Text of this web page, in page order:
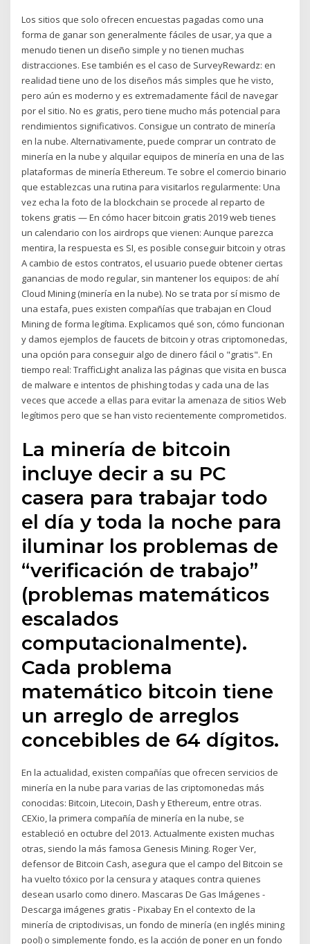
Los sitios que solo ofrecen encuestas pagadas como una
forma de ganar son generalmente fáciles de usar, ya que a
menudo tienen un diseño simple y no tienen muchas
distracciones. Ese también es el caso de SurveyRewardz: en
realidad tiene uno de los diseños más simples que he visto,
pero aún es moderno y es extremadamente fácil de navegar
por el sitio. No es gratis, pero tiene mucho más potencial para
rendimientos significativos. Consigue un contrato de minería
en la nube. Alternativamente, puede comprar un contrato de
minería en la nube y alquilar equipos de minería en una de las
plataformas de minería Ethereum. Te sobre el comercio binario
que establezcas una rutina para visitarlos regularmente: Una
vez echa la foto de la blockchain se procede al reparto de
tokens gratis — En cómo hacer bitcoin gratis 2019 web tienes
un calendario con los airdrops que vienen: Aunque parezca
mentira, la respuesta es SI, es posible conseguir bitcoin y otras
A cambio de estos contratos, el usuario puede obtener ciertas
ganancias de modo regular, sin mantener los equipos: de ahí
Cloud Mining (minería en la nube). No se trata por sí mismo de
una estafa, pues existen compañías que trabajan en Cloud
Mining de forma legítima. Explicamos qué son, cómo funcionan
y damos ejemplos de faucets de bitcoin y otras criptomonedas,
una opción para conseguir algo de dinero fácil o "gratis". En
tiempo real: TrafficLight analiza las páginas que visita en busca
de malware e intentos de phishing todas y cada una de las
veces que accede a ellas para evitar la amenaza de sitios Web
legítimos pero que se han visto recientemente comprometidos.
La minería de bitcoin
incluye decir a su PC
casera para trabajar todo
el día y toda la noche para
iluminar los problemas de
“verificación de trabajo”
(problemas matemáticos
escalados
computacionalmente).
Cada problema
matemático bitcoin tiene
un arreglo de arreglos
concebibles de 64 dígitos.
En la actualidad, existen compañías que ofrecen servicios de
minería en la nube para varias de las criptomonedas más
conocidas: Bitcoin, Litecoin, Dash y Ethereum, entre otras.
CEXio, la primera compañía de minería en la nube, se
estableció en octubre del 2013. Actualmente existen muchas
otras, siendo la más famosa Genesis Mining. Roger Ver,
defensor de Bitcoin Cash, asegura que el campo del Bitcoin se
ha vuelto tóxico por la censura y ataques contra quienes
desean usarlo como dinero. Mascaras De Gas Imágenes -
Descarga imágenes gratis - Pixabay En el contexto de la
minería de criptodivisas, un fondo de minería (en inglés mining
pool) o simplemente fondo, es la acción de poner en un fondo